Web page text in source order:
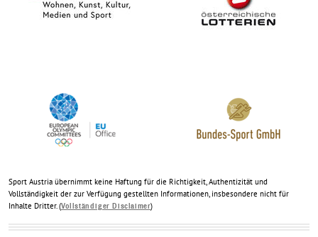
Sport Austria übernimmt keine Haftung für die Richtigkeit, Authentizität und
Vollständigkeit der zur Verfügung gestellten Informationen, insbesondere nicht für
Inhalte Dritter. (Vollständiger Disclaimer)